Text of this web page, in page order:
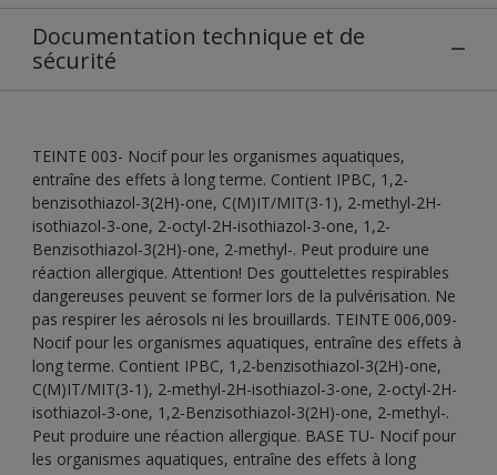
Documentation technique et de
sécurité
TEINTE 003- Nocif pour les organismes aquatiques,
entraîne des effets à long terme. Contient IPBC, 1,2-
benzisothiazol-3(2H)-one, C(M)IT/MIT(3-1), 2-methyl-2H-
isothiazol-3-one, 2-octyl-2H-isothiazol-3-one, 1,2-
Benzisothiazol-3(2H)-one, 2-methyl-. Peut produire une
réaction allergique. Attention! Des gouttelettes respirables
dangereuses peuvent se former lors de la pulvérisation. Ne
pas respirer les aérosols ni les brouillards. TEINTE 006,009-
Nocif pour les organismes aquatiques, entraîne des effets à
long terme. Contient IPBC, 1,2-benzisothiazol-3(2H)-one,
C(M)IT/MIT(3-1), 2-methyl-2H-isothiazol-3-one, 2-octyl-2H-
isothiazol-3-one, 1,2-Benzisothiazol-3(2H)-one, 2-methyl-.
Peut produire une réaction allergique. BASE TU- Nocif pour
les organismes aquatiques, entraîne des effets à long